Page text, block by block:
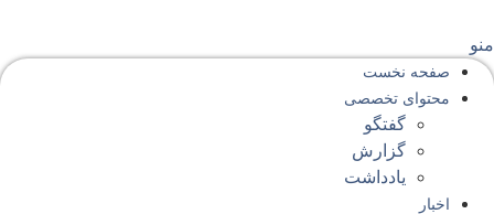
صفحه‌ نخست
محتوای‌ تخصصی
گفتگو
گزارش
یادداشت
اخبار